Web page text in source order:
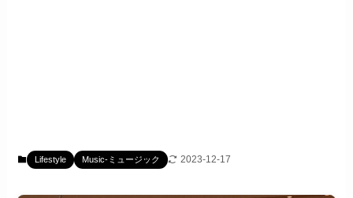
Lifestyle Music-ミュージック 2023-12-17